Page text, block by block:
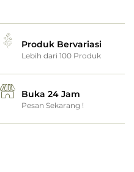
Produk Bervariasi
Lebih dari 100 Produk
Buka 24 Jam
Pesan Sekarang !